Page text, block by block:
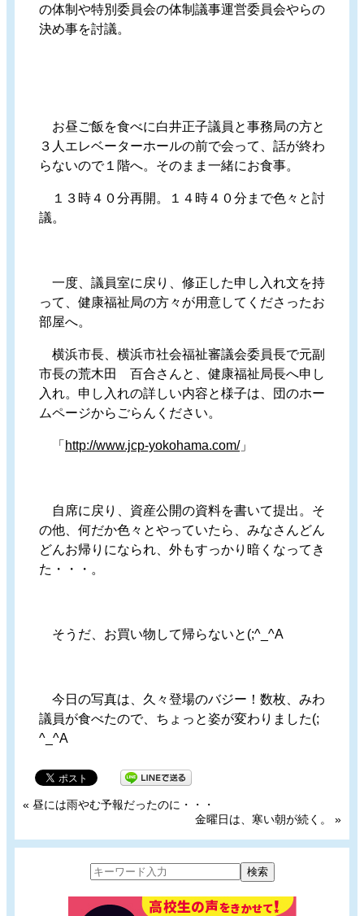
の体制や特別委員会の体制議事運営委員会やらの
決め事を討議。
お昼ご飯を食べに白井正子議員と事務局の方と
３人エレベーターホールの前で会って、話が終わ
らないので１階へ。そのまま一緒にお食事。
１３時４０分再開。１４時４０分まで色々と討
議。
一度、議員室に戻り、修正した申し入れ文を持
って、健康福祉局の方々が用意してくださったお
部屋へ。
横浜市長、横浜市社会福祉審議会委員長で元副
市長の荒木田 百合さんと、健康福祉局長へ申し
入れ。申し入れの詳しい内容と様子は、団のホー
ムページからごらんください。
「 http://www.jcp-yokohama.com/」
自席に戻り、資産公開の資料を書いて提出。そ
の他、何だか色々とやっていたら、みなさんどん
どんお帰りになられ、外もすっかり暗くなってき
た・・・。
そうだ、お買い物して帰らないと(;^_^A
今日の写真は、久々登場のバジー！数枚、みわ
議員が食べたので、ちょっと姿が変わりました(;
^_^A
« 昼には雨やむ予報だったのに・・・
金曜日は、寒い朝が続く。
»